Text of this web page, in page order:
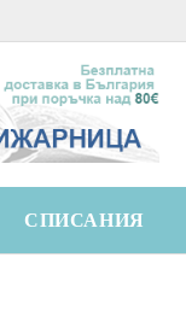
СПИСАНИЯ